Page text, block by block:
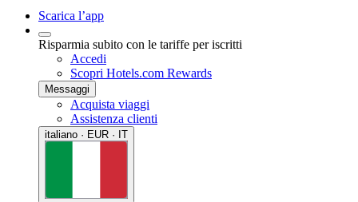
Scarica l’app
Risparmia subito con le tariffe per iscritti
Accedi
Scopri Hotels.com Rewards
Messaggi
Acquista viaggi
Assistenza clienti
italiano · EUR · IT